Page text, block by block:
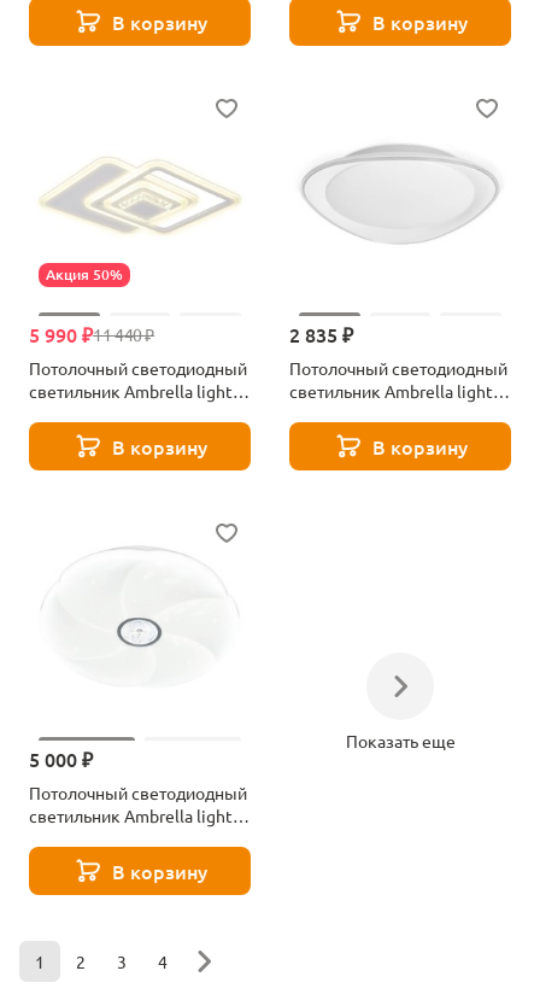
Comfort FL51393В корзину В корзину
Акция 50%
11 440 ₽
5 990 ₽
Потолочный светодиодный
светильник Ambrella light
В корзину
2 835 ₽
Потолочный светодиодный
светильник Ambrella light
В корзину
5 000 ₽
Потолочный светодиодный
светильник Ambrella light
В корзину
Показать еще
1 2 3 4